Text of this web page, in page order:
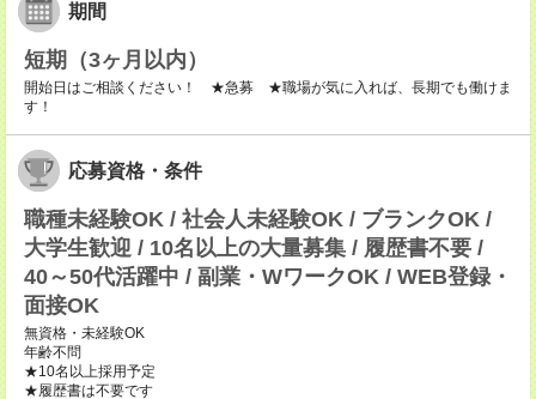
期間
短期（3ヶ月以内）
開始日はご相談ください！ ★急募 ★職場が気に入れば、長期でも働けま
す！
応募資格・条件
職種未経験OK / 社会人未経験OK / ブランクOK /
大学生歓迎 / 10名以上の大量募集 / 履歴書不要 /
40～50代活躍中 / 副業・WワークOK / WEB登録・
面接OK
無資格・未経験OK
年齢不問
★10名以上採用予定
★履歴書は不要です